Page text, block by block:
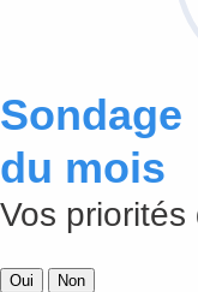
Sondage
du mois
Vos
Oui
Non